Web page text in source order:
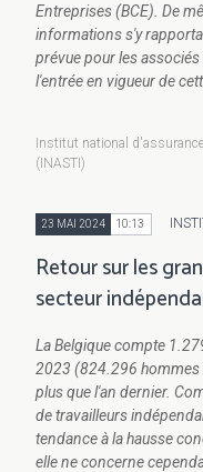
Entreprises (BCE). De
informations s'y
prévue pour les
l'entrée en vigueur de
Institut national
(INASTI)
23 MAI 2024 10:13
Retour sur les
secteur
La Belgique compte
2023 (824.296 hommes
plus que l'an dernier.
de travailleurs
tendance à la hausse
elle ne concerne